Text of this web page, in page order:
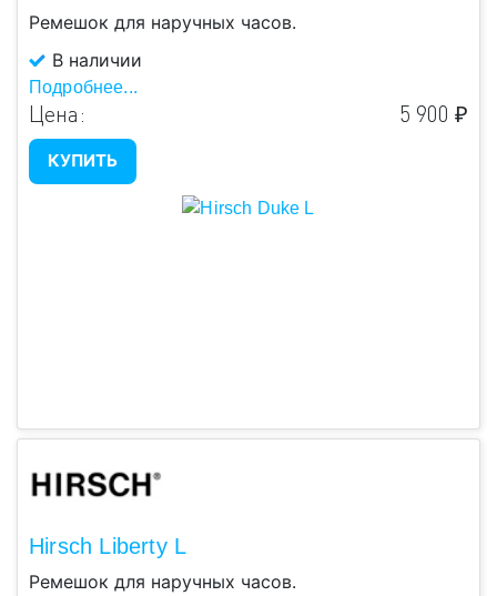
Ремешок для наручных часов.
В наличии
Подробнее...
Цена: 5 900 ₽
КУПИТЬ
Hirsch Liberty L
Ремешок для наручных часов.